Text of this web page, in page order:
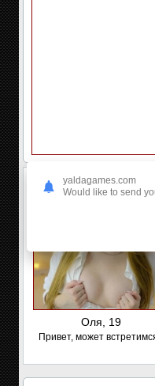
Оля, 19
Привет, может
yaldagames.com
Would like to send